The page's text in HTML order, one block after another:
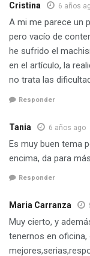
Cristina 6 años
A mi me parece un
pero vacío de
he sufrido el
en el artículo, la
no trata las
Responder
Tania 6 años ago
Es muy buen tema
encima, da para
Responder
Maria Carranza
Muy cierto, y
tenernos en